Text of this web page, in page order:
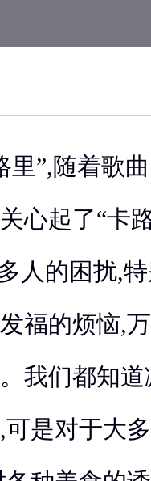
里”,随着歌
心起了“卡
人的困扰,
福的烦恼,
我们都知
可是对于大